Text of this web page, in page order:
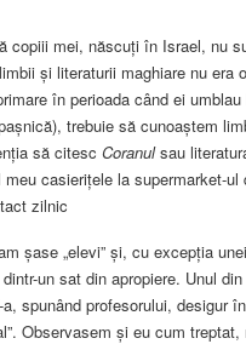
copiii mei, născuți în Israel, nu
și literaturii maghiare nu
în perioada când ei
trebuie să cunoaștem
să citescCoranulsau
casierițele la supermarket-
zilnic
șase „elevi” și, cu excepția
un sat din apropiere. Unul
spunând profesorului, desigur
Observasem și eu cum